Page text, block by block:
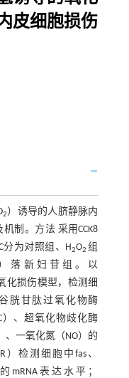
皮细胞损伤
2）诱导的人脐静脉内
制。方法 采用CCK8
分为对照组、H2O2组
落新妇苷组。以
化损伤模型，检测细
胱甘肽过氧化物酶
）、超氧化物歧化酶
、一氧化氮（NO）的
）检测细胞中fas、
的mRNA表达水平；